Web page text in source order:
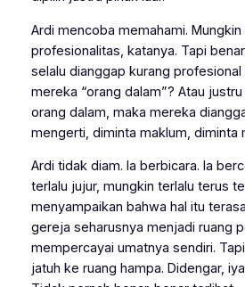
Ardi mencoba memahami. Mungkin
profesionalitas, katanya. Tapi
selalu dianggap kurang profesional
mereka “orang dalam”? Atau
orang dalam, maka mereka
mengerti, diminta maklum, diminta
Ardi tidak diam. Ia berbicara. Ia
terlalu jujur, mungkin terlalu terus
menyampaikan bahwa hal itu
gereja seharusnya menjadi ruang
mempercayai umatnya sendiri.
jatuh ke ruang hampa. Didengar,